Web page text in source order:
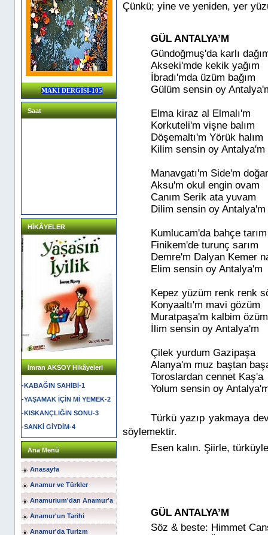
MAKİ DERGİSİ-105
Saat
HİKÂYELER
İmran AKSOY Hikâyeleri
-KABAĞIN SAHİBİ-1
-YAŞAMAK İÇİN Mİ YEMEK-2
-KISKANÇLIĞIN SONU-3
-SANKİ GİYDİM-4
Ana Menü
Anasayfa
Anamur ve Türkler
Anamurium'dan Anamur'a
Anamur'un Tarihi
Anamur'da Turizm
Çünkü; yine ve yeniden, yer
GÜL ANTALYA’M
Gündoğmuş'da karlı
Akseki'mde kekik yağım
İbradı'mda üzüm bağım
Gülüm sensin oy
Elma kiraz al Elmalı'm
Korkuteli'm vişne balım
Döşemaltı'm Yörük halım
Kilim sensin oy Antalya'm
Manavgatı'm Side'm
Aksu'm okul engin ovam
Canım Serik ata yuvam
Dilim sensin oy Antalya'm
Kumlucam'da bahçe tarım
Finikem'de turunç sarım
Demre'm Dalyan Kemer
Elim sensin oy Antalya'm
Kepez yüzüm renk renk
Konyaaltı'm mavi gözüm
Muratpaşa'm kalbim özüm
İlim sensin oy Antalya'm
Çilek yurdum Gazipaşa
Alanya'm muz baştan
Toroslardan cennet Kaş'a
Yolum sensin oy
Türkü yazıp yakmaya
söylemektir.
Esen kalın. Şiirle,
GÜL ANTALYA’M
Söz & beste: Himmet